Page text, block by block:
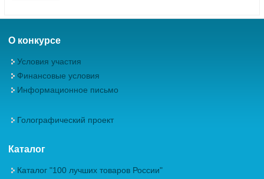
О конкурсе
Условия участия
Финансовые условия
Информационное письмо
Голографический проект
Каталог
Каталог "100 лучших товаров России"